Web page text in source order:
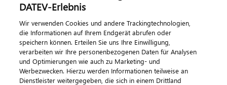
Kontaktieren Sie uns
DATEV-Erlebnis
Wir verwenden Cookies und andere Trackingtechnologien,
die Informationen auf Ihrem Endgerät abrufen oder
speichern können. Erteilen Sie uns Ihre Einwilligung,
verarbeiten wir Ihre personenbezogenen Daten für Analysen
und Optimierungen wie auch zu Marketing- und
Werbezwecken. Hierzu werden Informationen teilweise an
Dienstleister weitergegeben, die sich in einem Drittland